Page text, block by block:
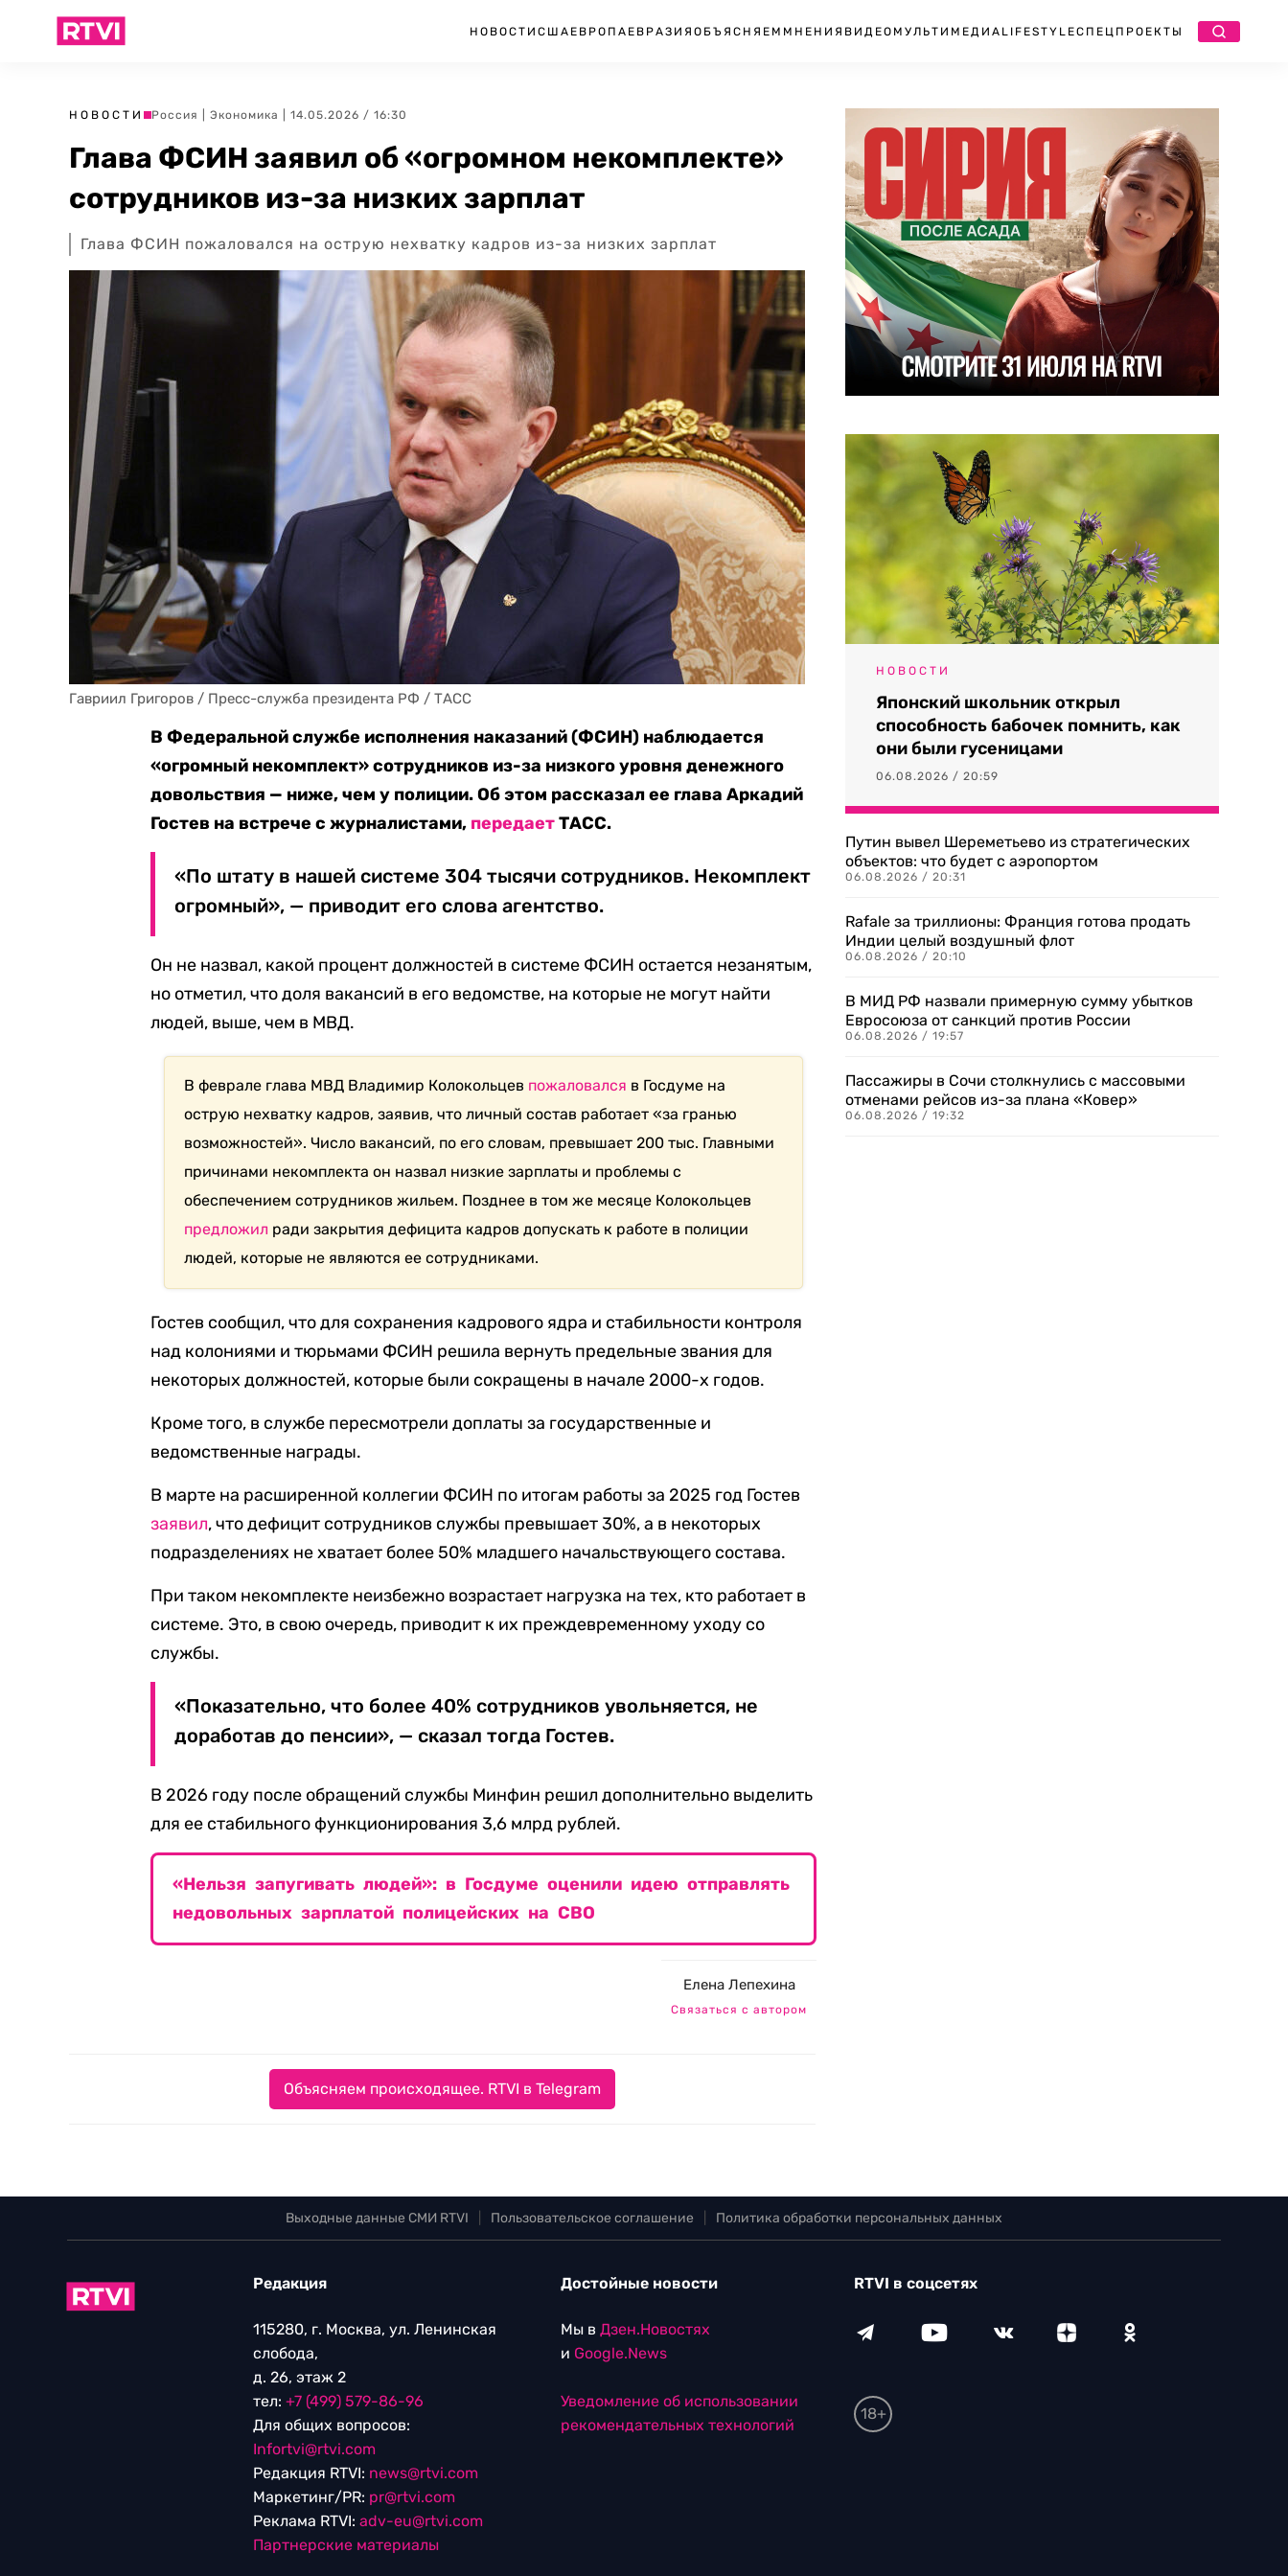
НОВОСТИ США ЕВРОПА ЕВРАЗИЯ ОБЪЯСНЯЕМ МНЕНИЯ ВИДЕО МУЛЬТИМЕДИА LIFESTYLEСПЕЦПРОЕКТЫ
НОВОСТИ Россия Экономика | 14.05.2026 / 16:30
Глава ФСИН заявил об «огромном некомплекте»
сотрудников из-за низких зарплат
Глава ФСИН пожаловался на острую нехватку кадров из-за низких зарплат
Гавриил Григоров / Пресс-служба президента РФ / ТАСС
В Федеральной службе исполнения наказаний (ФСИН) наблюдается
«огромный некомплект» сотрудников из-за низкого уровня денежного
довольствия — ниже, чем у полиции. Об этом рассказал ее глава Аркадий
Гостев на встрече с журналистами, передаетТАСС.
«По штату в нашей системе 304 тысячи сотрудников. Некомплект
огромный», — приводит его слова агентство.
Он не назвал, какой процент должностей в системе ФСИН остается незанятым,
но отметил, что доля вакансий в его ведомстве, на которые не могут найти
людей, выше, чем в МВД.
В феврале глава МВД Владимир Колокольцев пожаловался в Госдуме на
острую нехватку кадров, заявив, что личный состав работает «за гранью
возможностей». Число вакансий, по его словам, превышает 200 тыс. Главными
причинами некомплекта он назвал низкие зарплаты и проблемы с
обеспечением сотрудников жильем. Позднее в том же месяце Колокольцев
предложил ради закрытия дефицита кадров допускать к работе в полиции
людей, которые не являются ее сотрудниками.
Гостев сообщил, что для сохранения кадрового ядра и стабильности контроля
над колониями и тюрьмами ФСИН решила вернуть предельные звания для
некоторых должностей, которые были сокращены в начале 2000-х годов.
Кроме того, в службе пересмотрели доплаты за государственные и
ведомственные награды.
В марте на расширенной коллегии ФСИН по итогам работы за 2025 год Гостев
заявил, что дефицит сотрудников службы превышает 30%, а в некоторых
подразделениях не хватает более 50% младшего начальствующего состава.
При таком некомплекте неизбежно возрастает нагрузка на тех, кто работает в
системе. Это, в свою очередь, приводит к их преждевременному уходу со
службы.
«Показательно, что более 40% сотрудников увольняется, не
доработав до пенсии», — сказал тогда Гостев.
В 2026 году после обращений службы Минфин решил дополнительно выделить
для ее стабильного функционирования 3,6 млрд рублей.
«Нельзя запугивать людей»: в Госдуме оценили идею отправлять
недовольных зарплатой полицейских на СВО
Елена Лепехина
Связаться с автором
Объясняем происходящее. RTVI в Telegram
НОВОСТИ
Японский школьник открыл
способность бабочек помнить, как
они были гусеницами
06.08.2026 / 20:59
Путин вывел Шереметьево из стратегических
объектов: что будет с аэропортом
06.08.2026 / 20:31
Rafale за триллионы: Франция готова продать
Индии целый воздушный флот
06.08.2026 / 20:10
В МИД РФ назвали примерную сумму убытков
Евросоюза от санкций против России
06.08.2026 / 19:57
Пассажиры в Сочи столкнулись с массовыми
отменами рейсов из-за плана «Ковер»
06.08.2026 / 19:32
Выходные данные СМИ RTVI Пользовательское соглашение Политика обработки персональных данных
Редакция
115280, г. Москва, ул. Ленинская
слобода,
д. 26, этаж 2
тел: +7 (499) 579-86-96
Для общих вопросов:
Infortvi@rtvi.com
Редакция RTVI: news@rtvi.com
Маркетинг/PR: pr@rtvi.com
Реклама RTVI: adv-eu@rtvi.com
Партнерские материалы
Достойные новости
Мы в Дзен.Новостях
и Google.News
Уведомление об использовании
рекомендательных технологий
RTVI в соцсетях
18+